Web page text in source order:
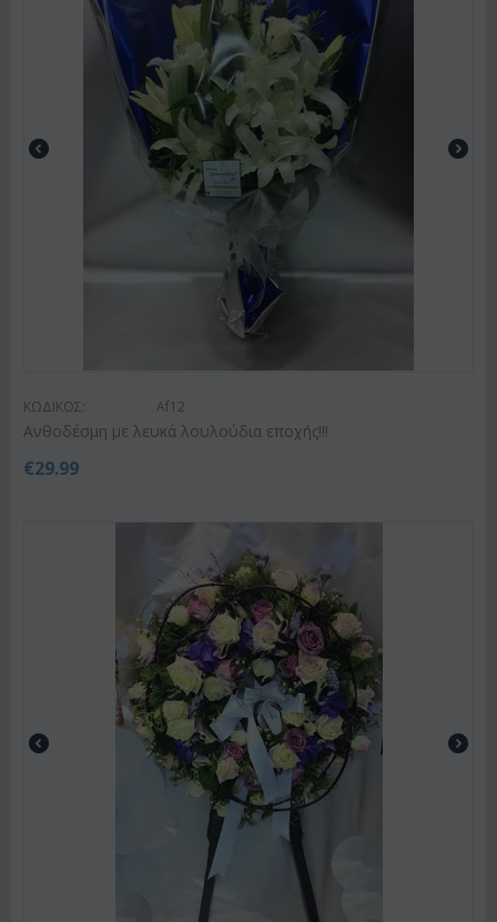
ΚΩΔΙΚΟΣ: Af12
Ανθοδέσμη με λευκά λουλούδια εποχής!!!
€29.99